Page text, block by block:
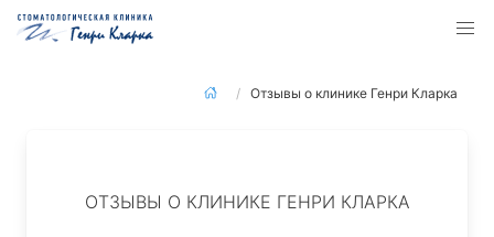
Отзывы о клинике Генри Кларка
ОТЗЫВЫ О КЛИНИКЕ ГЕНРИ КЛАРКА